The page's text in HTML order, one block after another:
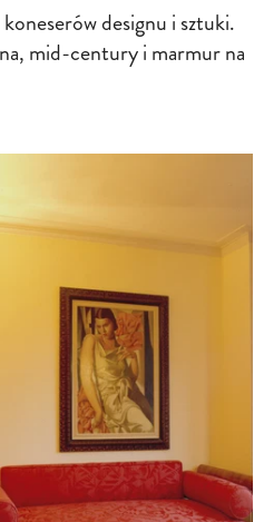
designu i sztuki.
mid-century i marmur na